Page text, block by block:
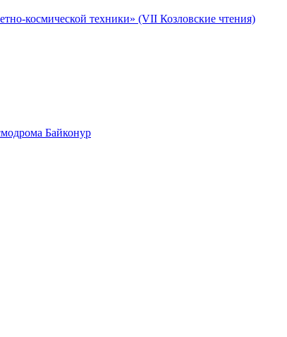
космической техники» (VII Козловские чтения)
Байконур